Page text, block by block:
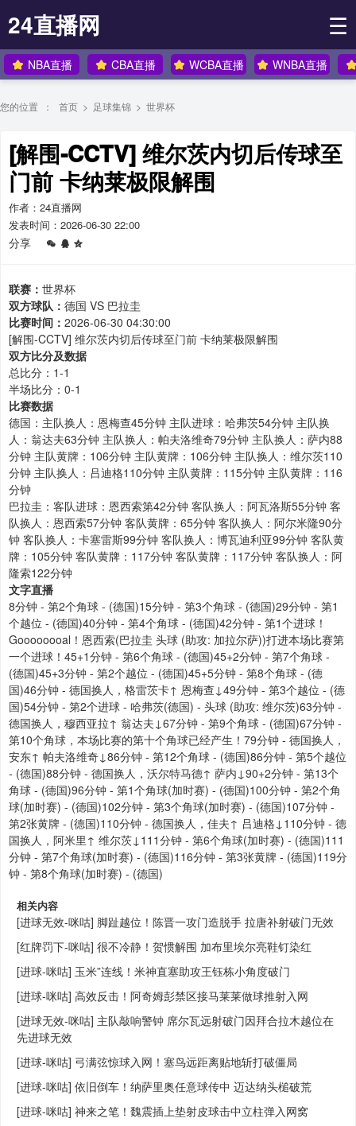
24直播网 ☰
NBA直播 CBA直播 WCBA直播 WNBA直播
您的位置 ： 首页 > 足球集锦 > 世界杯
[解围-CCTV] 维尔茨内切后传球至
门前 卡纳莱极限解围
作者：24直播网
发表时间：2026-06-30 22:00
分享
联赛： 世界杯
双方球队： 德国 VS 巴拉圭
比赛时间： 2026-06-30 04:30:00
[解围-CCTV] 维尔茨内切后传球至门前 卡纳莱极限解围
双方比分及数据
总比分：1-1
半场比分：0-1
比赛数据
德国：主队换人：恩梅查45分钟 主队进球：哈弗茨54分钟 主队换
人：翁达夫63分钟 主队换人：帕夫洛维奇79分钟 主队换人：萨内88
分钟 主队黄牌：106分钟 主队黄牌：106分钟 主队换人：维尔茨110
分钟 主队换人：吕迪格110分钟 主队黄牌：115分钟 主队黄牌：116
分钟
巴拉圭：客队进球：恩西索第42分钟 客队换人：阿瓦洛斯55分钟 客
队换人：恩西索57分钟 客队黄牌：65分钟 客队换人：阿尔米隆90分
钟 客队换人：卡塞雷斯99分钟 客队换人：博瓦迪利亚99分钟 客队黄
牌：105分钟 客队黄牌：117分钟 客队黄牌：117分钟 客队换人：阿
隆索122分钟
文字直播
8分钟 - 第2个角球 - (德国)15分钟 - 第3个角球 - (德国)29分钟 - 第1
个越位 - (德国)40分钟 - 第4个角球 - (德国)42分钟 - 第1个进球！
Goooooooal！恩西索(巴拉圭 头球 (助攻: 加拉尔萨))打进本场比赛第
一个进球！45+1分钟 - 第6个角球 - (德国)45+2分钟 - 第7个角球 -
(德国)45+3分钟 - 第2个越位 - (德国)45+5分钟 - 第8个角球 - (德
国)46分钟 - 德国换人，格雷茨卡↑ 恩梅查↓49分钟 - 第3个越位 - (德
国)54分钟 - 第2个进球 - 哈弗茨(德国) - 头球 (助攻: 维尔茨)63分钟 -
德国换人，穆西亚拉↑ 翁达夫↓67分钟 - 第9个角球 - (德国)67分钟 -
第10个角球，本场比赛的第十个角球已经产生！79分钟 - 德国换人，
安东↑ 帕夫洛维奇↓86分钟 - 第12个角球 - (德国)86分钟 - 第5个越位
- (德国)88分钟 - 德国换人，沃尔特马德↑ 萨内↓90+2分钟 - 第13个
角球 - (德国)96分钟 - 第1个角球(加时赛) - (德国)100分钟 - 第2个角
球(加时赛) - (德国)102分钟 - 第3个角球(加时赛) - (德国)107分钟 -
第2张黄牌 - (德国)110分钟 - 德国换人，佳夫↑ 吕迪格↓110分钟 - 德
国换人，阿米里↑ 维尔茨↓111分钟 - 第6个角球(加时赛) - (德国)111
分钟 - 第7个角球(加时赛) - (德国)116分钟 - 第3张黄牌 - (德国)119分
钟 - 第8个角球(加时赛) - (德国)
相关内容
[进球无效-咪咕] 脚趾越位！陈晋一攻门造脱手 拉唐补射破门无效
[红牌罚下-咪咕] 很不冷静！贺惯解围 加布里埃尔亮鞋钉染红
[进球-咪咕] 玉米”连线！米神直塞助攻王钰栋小角度破门
[进球-咪咕] 高效反击！阿奇姆彭禁区接马莱莱做球推射入网
[进球无效-咪咕] 主队敲响警钟 席尔瓦远射破门因拜合拉木越位在
先进球无效
[进球-咪咕] 弓满弦惊球入网！塞鸟远距离贴地斩打破僵局
[进球-咪咕] 依旧倒车！纳萨里奥任意球传中 迈达纳头槌破荒
[进球-咪咕] 神来之笔！魏震插上垫射皮球击中立柱弹入网窝